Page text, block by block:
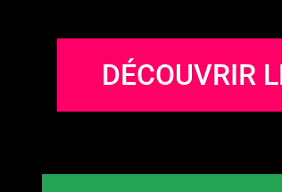
DÉCOUVRIR